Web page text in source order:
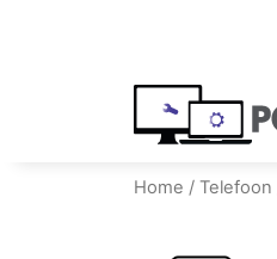
Home / Telefoon